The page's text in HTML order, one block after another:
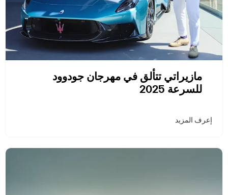
مازيراتي تتألق في مهرجان جودوود
للسرعة 2025
إعرف المزيد